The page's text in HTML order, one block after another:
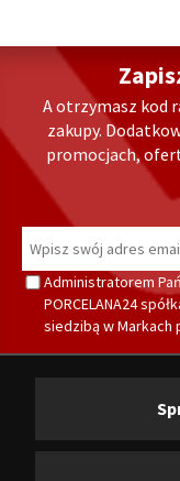
A otrzymasz kod
zakupy.
promocjach,
Administratorem
PORCELANA24
siedzibą w Markach